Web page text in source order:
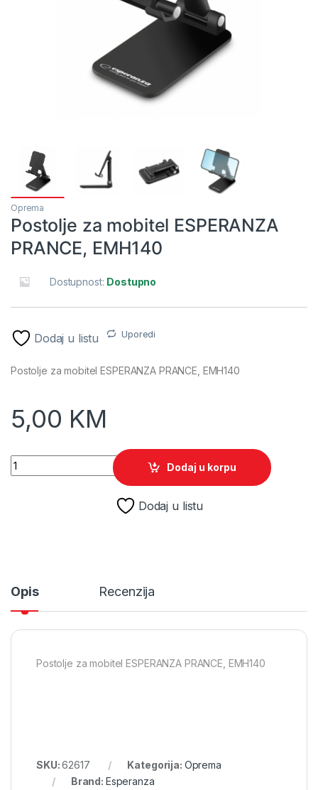
Oprema
Postolje za mobitel ESPERANZA
PRANCE, EMH140
Dostupnost: Dostupno
Dodaj u listu Uporedi
Postolje za mobitel ESPERANZA PRANCE, EMH140
5,00 KM
Postolje za mobitel ESPERANZA PRANCE, EMH140 quantity
Dodaj u korpu
Dodaj u listu
Opis Recenzija
Postolje za mobitel ESPERANZA PRANCE, EMH140
SKU:62617 Kategorija: Oprema
Brand: Esperanza